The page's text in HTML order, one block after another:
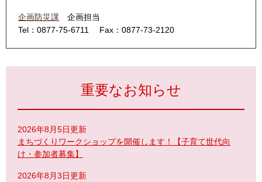
企画防災課
企画担当
Tel：0877-75-6711
Fax：0877-73-2120
重要なお知らせ
2026年8月5日更新
まちづくりワークショップを開催します！【子育て世代向
け・参加者募集】
2026年8月3日更新